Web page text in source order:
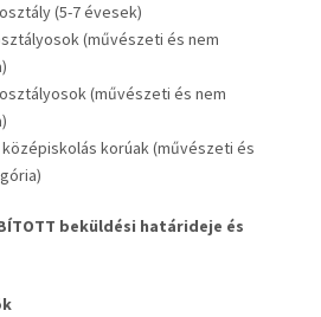
(5-7 évesek)
(művészeti és nem
(művészeti és nem
korúak (művészeti és
beküldési határideje és